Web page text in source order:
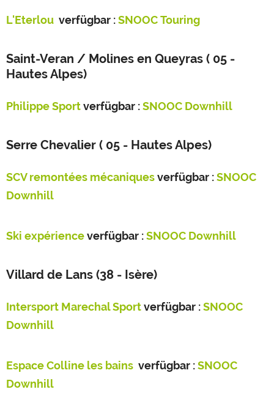
L'Eterlou verfügbar :SNOOC Touring
Saint-Veran / Molines en Queyras ( 05 -
Hautes Alpes)
Philippe Sportverfügbar :SNOOC Downhill
Serre Chevalier ( 05 - Hautes Alpes)
SCV remontées mécaniquesverfügbar :SNOOC
Downhill
Ski expérienceverfügbar :SNOOC Downhill
Villard de Lans (38 - Isère)
Intersport Marechal Sportverfügbar :SNOOC
Downhill
Espace Colline les bains verfügbar :SNOOC
Downhill